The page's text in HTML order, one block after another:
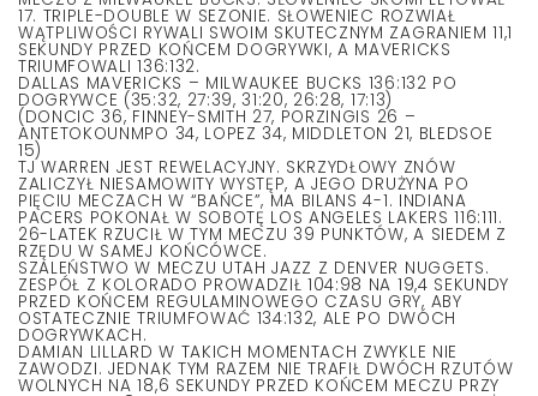
17. TRIPLE-DOUBLE W SEZONIE. SŁOWENIEC ROZWIAŁ
WĄTPLIWOŚCI RYWALI SWOIM SKUTECZNYM ZAGRANIEM 11,1
SEKUNDY PRZED KOŃCEM DOGRYWKI, A MAVERICKS
TRIUMFOWALI 136:132.
DALLAS MAVERICKS – MILWAUKEE BUCKS 136:132 PO
DOGRYWCE (35:32, 27:39, 31:20, 26:28, 17:13)
(DONCIC 36, FINNEY-SMITH 27, PORZINGIS 26 –
ANTETOKOUNMPO 34, LOPEZ 34, MIDDLETON 21, BLEDSOE
15)
TJ WARREN JEST REWELACYJNY. SKRZYDŁOWY ZNÓW
ZALICZYŁ NIESAMOWITY WYSTĘP, A JEGO DRUŻYNA PO
PIĘCIU MECZACH W “BAŃCE”, MA BILANS 4-1. INDIANA
PACERS POKONAŁ W SOBOTĘ LOS ANGELES LAKERS 116:111.
26-LATEK RZUCIŁ W TYM MECZU 39 PUNKTÓW, A SIEDEM Z
RZĘDU W SAMEJ KOŃCÓWCE.
SZALEŃSTWO W MECZU UTAH JAZZ Z DENVER NUGGETS.
ZESPÓŁ Z KOLORADO PROWADZIŁ 104:98 NA 19,4 SEKUNDY
PRZED KOŃCEM REGULAMINOWEGO CZASU GRY, ABY
OSTATECZNIE TRIUMFOWAĆ 134:132, ALE PO DWÓCH
DOGRYWKACH.
DAMIAN LILLARD W TAKICH MOMENTACH ZWYKLE NIE
ZAWODZI. JEDNAK TYM RAZEM NIE TRAFIŁ DWÓCH RZUTÓW
WOLNYCH NA 18,6 SEKUNDY PRZED KOŃCEM MECZU PRZY